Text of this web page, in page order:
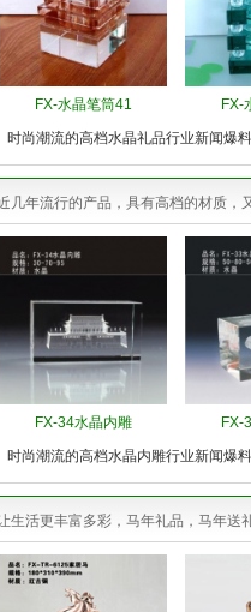
FX-水晶笔筒41 FX-
时尚潮流的高档水晶礼品行业新闻爆
几年流行的产品，具有高档的材质，
FX-34水晶内雕 FX-
时尚潮流的高档水晶内雕行业新闻爆
生活更丰富多彩，马年礼品，马年送